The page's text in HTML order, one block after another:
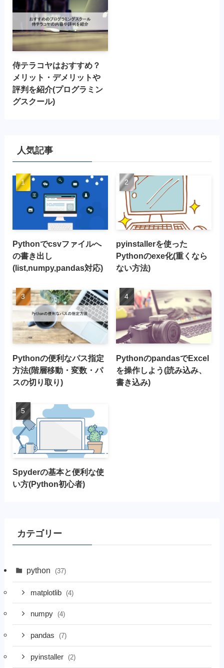
侍テラコヤはおすすめ？
メリット・デメリットや
評判を紹介(プログラミン
グスクール)
人気記事
Pythonでcsvファイルへ
の書き出し
(list,numpy,pandas対応)
pyinstallerを使った
Pythonのexe化(重くなら
ない方法)
Pythonの便利なパス指定
方法(階層移動・変数・パ
スの切り取り)
PythonのpandasでExcel
を操作しよう(読み込み、
書き込み)
Spyderの基本と便利な使
い方(Python初心者)
カテゴリー
python (37)
matplotlib (4)
numpy (4)
pandas (7)
pyinstaller (2)